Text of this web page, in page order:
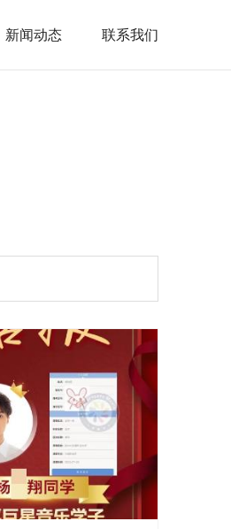
新闻动态 联系我们